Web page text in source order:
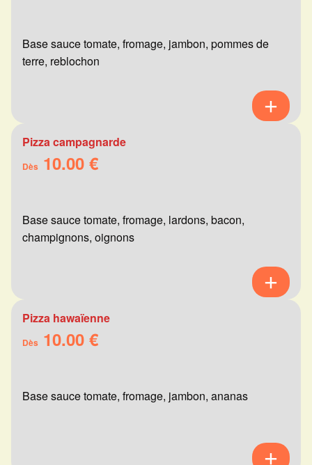
Base sauce tomate, fromage, jambon, pommes de
terre, reblochon
Pizza campagnarde
Dès 10.00 €
Base sauce tomate, fromage, lardons, bacon,
champignons, oignons
Pizza hawaïenne
Dès 10.00 €
Base sauce tomate, fromage, jambon, ananas